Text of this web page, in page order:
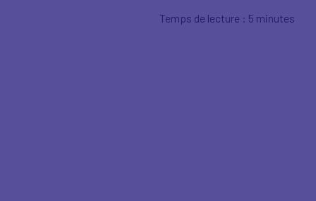
Temps de lecture : 5 minutes